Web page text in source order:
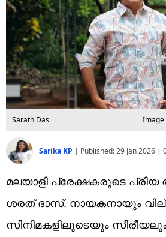
Photo
Short Videos
Sarath Das Image
Sarika KP | Published:29 Jan 2026 |
മലയാളി പ്രേക്ഷകരുടെ
ശരത് ദാസ്. നായകനായും
സിനിമകളിലൂടെയും